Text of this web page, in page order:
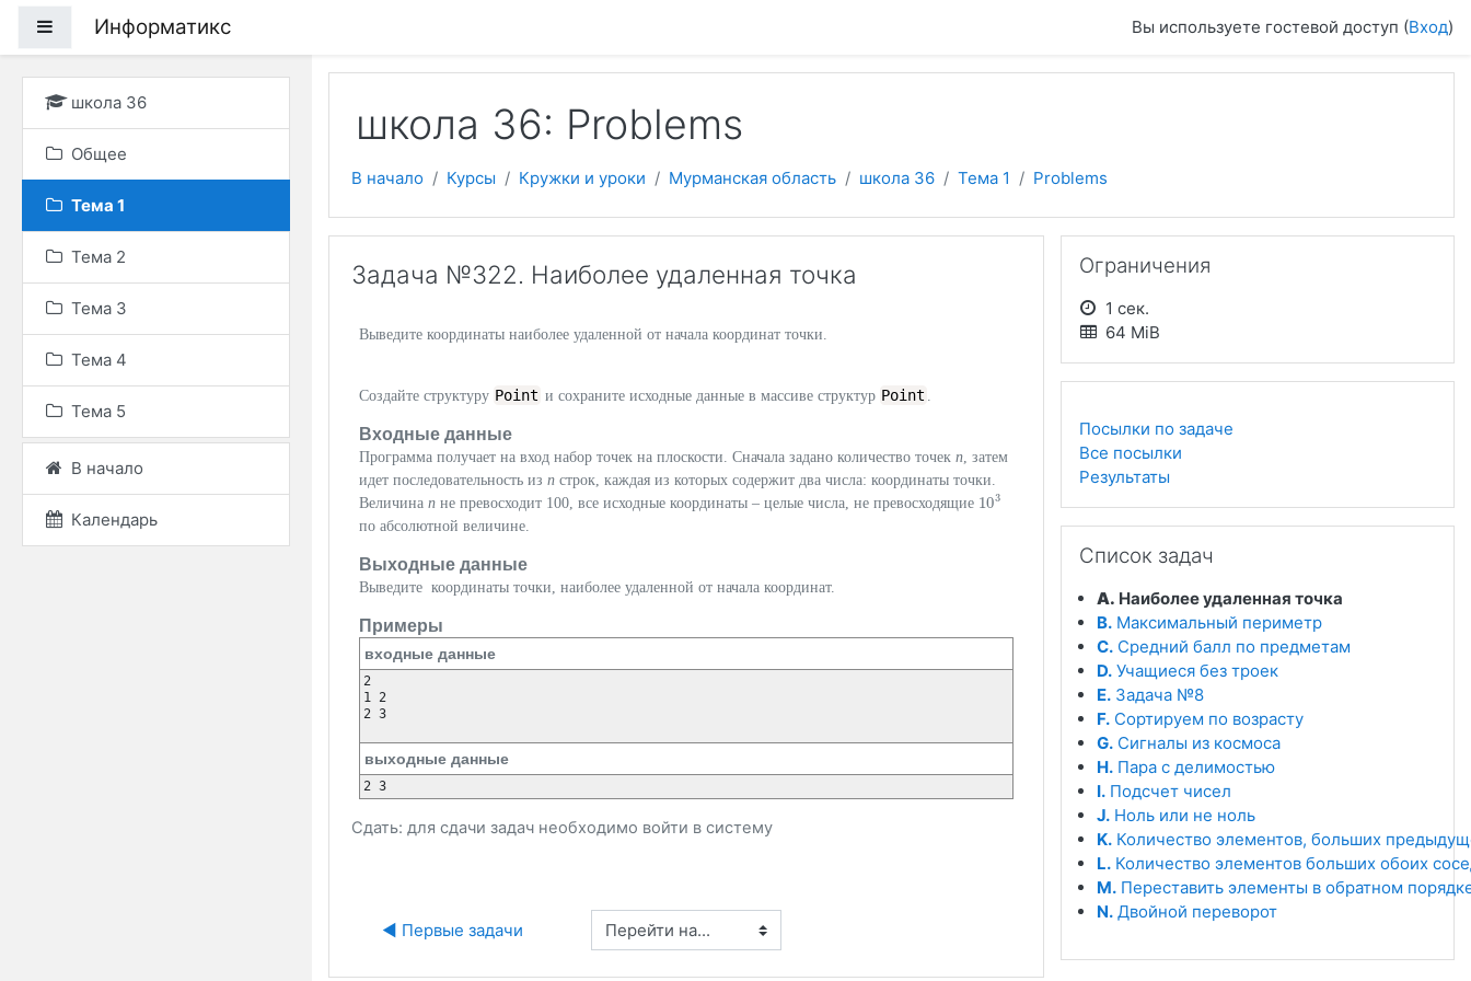
Боковая панель
Информатикс Вы используете гостевой доступ (Вход)
школа 36
Общее
Тема 1
Тема 2
Тема 3
Тема 4
Тема 5
В начало
Календарь
школа 36: Problems
В начало Курсы Кружки и уроки Мурманская область школа 36 Тема 1 Problems
Задача №322. Наиболее удаленная точка
Выведите координаты наиболее удаленной от начала координат точки.
Создайте структуру Point и сохраните исходные данные в массиве структур Point .
Входные данные
Программа получает на вход набор точек на плоскости. Сначала задано количество точек n, затем
идет последовательность из n строк, каждая из которых содержит два числа: координаты точки.
Величина n не превосходит 100, все исходные координаты – целые числа, не превосходящие 103
103
по абсолютной величине.
Выходные данные
Выведите координаты точки, наиболее удаленной от начала координат.
Примеры
входные данные
2
1 2
2 3
выходные данные
Сдать: для сдачи задач необходимо войти в систему
◀︎ Первые задачи Перейти на...
Ограничения
1 сек.
64 MiB
Посылки по задаче
Все посылки
Результаты
Список задач
A. Наиболее удаленная точка
B. Максимальный периметр
C. Средний балл по предметам
D. Учащиеся без троек
E. Задача №8
F. Сортируем по возрасту
G. Сигналы из космоса
H. Пара с делимостью
I. Подсчет чисел
J. Ноль или не ноль
K. Количество элементов, больших
L. Количество элементов больших обоих
M. Переставить элементы в обратном
N. Двойной переворот